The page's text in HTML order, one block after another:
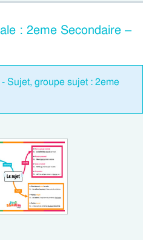
: 2eme Secondaire –
Sujet, groupe sujet : 2eme